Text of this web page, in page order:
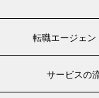
転職エージェン
サービスの